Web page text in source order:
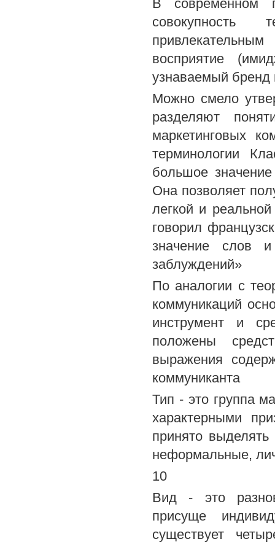
В современном
совокупность
восприятие
узнаваемый бренд
Можно смело
разделяют
маркетинговых
терминологии
большое
Она позволяет
легкой и
говорил
значение слов
заблуждений»
По аналогии с
коммуникаций
инструмент и
положены
выражения
коммуниканта
Тип - это группа
характерными
принято
неформальные,
10
Вид - это
присуще
существует